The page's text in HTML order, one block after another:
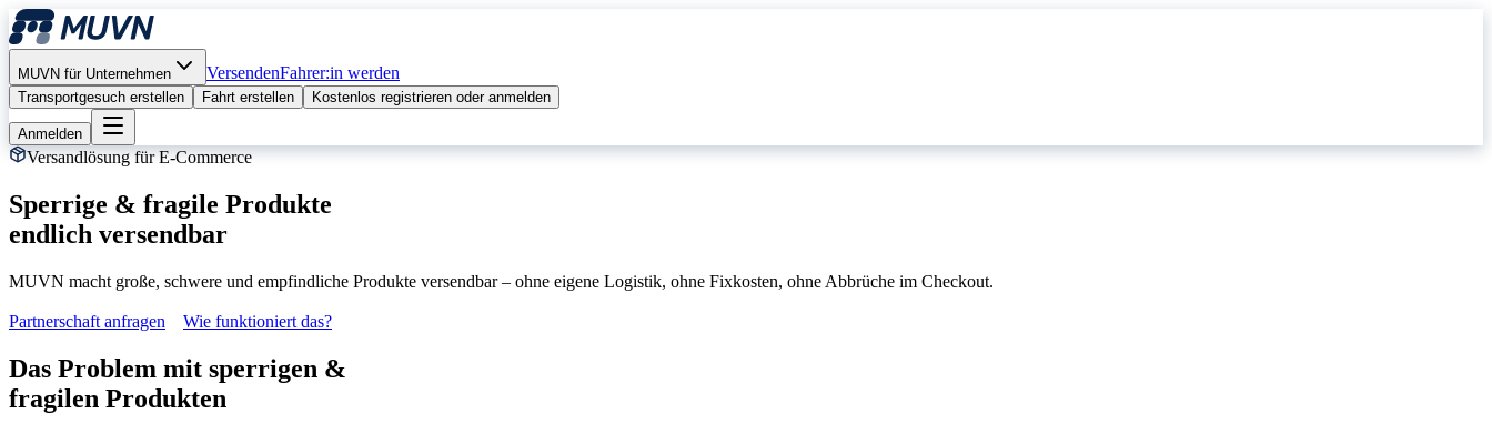
MUVN für Unternehmen VersendenFahrer:in werden
Transportgesuch erstellen Fahrt erstellen Kostenlos registrieren oder anmelden
Anmelden
Versandlösung für E-Commerce
Sperrige & fragile Produkte
endlich versendbar
MUVN macht große, schwere und empfindliche Produkte versendbar – ohne eigene Logistik, ohne Fixkosten, ohne Abbrüche im Checkout.
Partnerschaft anfragen Wie funktioniert das?
Das Problem mit sperrigen &
fragilen Produkten